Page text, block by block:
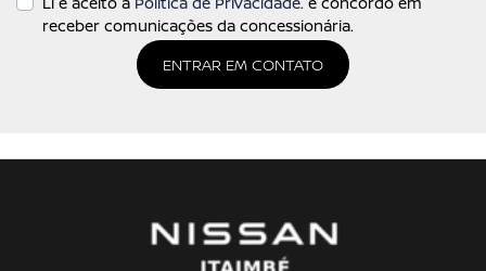
receber comunicações da concessionária.
ENTRAR EM CONTATO